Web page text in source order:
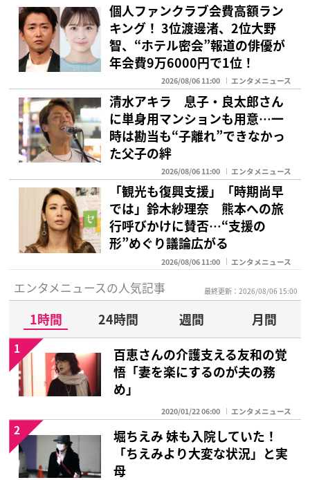
個人ファンクラブ会費高額ラン
キング！ 3位渡邊渚、2位大野
智、“ホテル密会”報道の俳優が
年会費9万6000円で1位！
2026/08/06 11:00 エンタメニュース
清水アキラ 息子・良太郎さん
に単身用マンションも用意…一
時は勘当も“子離れ”できなかっ
た父子の絆
2026/08/06 11:00 エンタメニュース
「観光も復興支援」「時期尚早
では」鈴木紗理奈 熊本への旅
行呼びかけに賛否…“支援の
形”めぐり議論広がる
2026/08/06 11:00 エンタメニュース
エンタメニュースの人気記事 最終更新：2026/08/06 15:00
1時間 24時間 週間
月間
百恵さんの介護支える友和の覚
悟「妻を楽にするのが夫の務
め」
2020/01/22 06:00 エンタメニュース
1
堀ちえみ 妹も入院していた！
「ちえみより大変な状況」と実
母
2